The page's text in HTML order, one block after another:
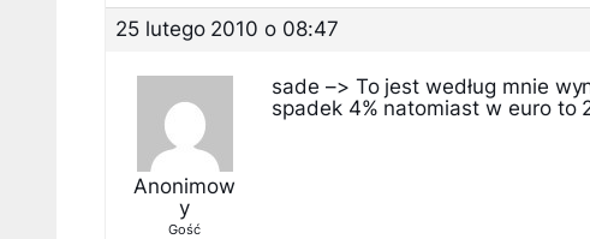
25 lutego 2010 o 08:47
Anonimow
y
Gość
sade –> To jest według mnie
spadek 4% natomiast w euro to